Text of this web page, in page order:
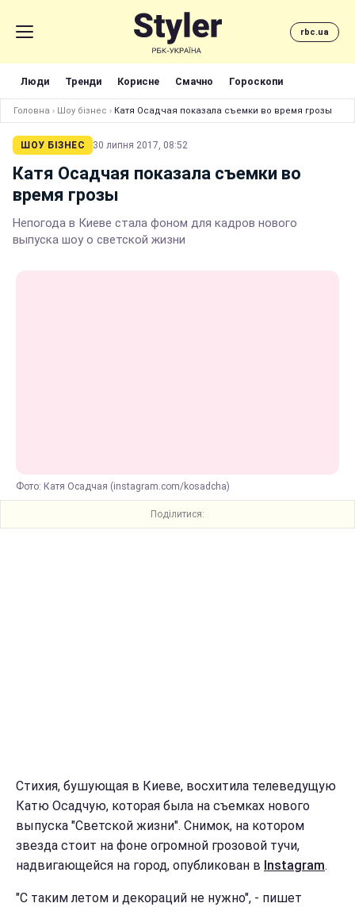
rbc.ua
Люди Тренди Корисне Смачно Гороскопи
Головна › Шоу бізнес › Катя Осадчая показала съемки во время грозы
ШОУ БІЗНЕС 30 липня 2017, 08:52
Катя Осадчая показала съемки во
время грозы
Непогода в Киеве стала фоном для кадров нового
выпуска шоу о светской жизни
Фото: Катя Осадчая (instagram.com/kosadcha)
Поділитися:
Стихия, бушующая в Киеве, восхитила телеведущую
Катю Осадчую, которая была на съемках нового
выпуска "Светской жизни". Снимок, на котором
звезда стоит на фоне огромной грозовой тучи,
надвигающейся на город, опубликован в Instagram.
"С таким летом и декораций не нужно", - пишет